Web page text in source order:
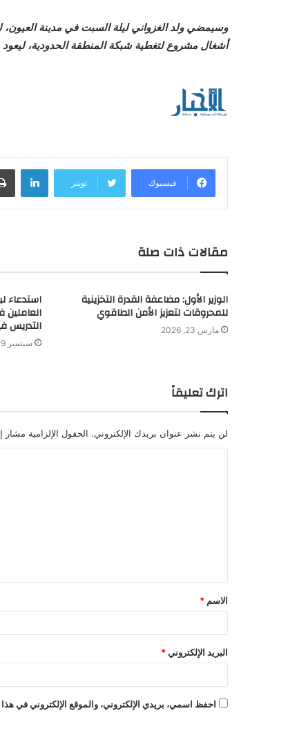
وسيمضي ولد الغزواني ليلة السبت في مدينة العيون،
أشغال مشروع لتغطية شبكة المنطقة الحدودية،
فيسبوك تويتر
لينكدإن
مقالات ذات صلة
الوزير الأول: مضاعفة القدرة التخزينية
للمحروقات لتعزيز الأمن الطاقوي
مارس 23, 2026
استدعاء
العاملين
التدريس
سبتمبر 19, 2024
اترك تعليقاً
لن يتم نشر عنوان بريدك الإلكتروني. الحقول الإلزامية مشار
ق
*
الاسم *
البريد الإلكتروني *
احفظ اسمي، بريدي الإلكتروني، والموقع الإلكتروني في